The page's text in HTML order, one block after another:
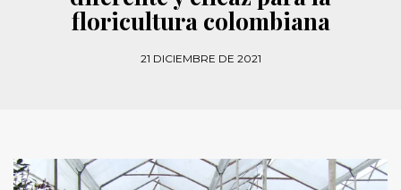
floricultura colombiana
21 DICIEMBRE DE 2021